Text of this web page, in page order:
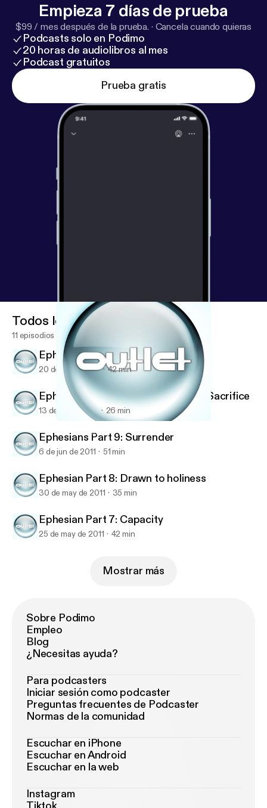
Empieza 7 días de prueba
$99 / mes después de la prueba. · Cancela cuando quieras
Podcasts solo en Podimo
20 horas de audiolibros al mes
Podcast gratuitos
Prueba gratis
Outlet... Refuel
Todos los episodios
11 episodios
Ephesians Part 11: Suit Up
20 de jun de 2011 42 min
Ephesians Part 10: Submission and Sacrifice
13 de jun de 2011 26 min
Ephesians Part 9: Surrender
6 de jun de 2011 51 min
Ephesian Part 8: Drawn to holiness
30 de may de 2011 35 min
Ephesian Part 7: Capacity
25 de may de 2011 42 min
Mostrar más
Sobre Podimo
Empleo
Blog
¿Necesitas ayuda?
Para podcasters
Iniciar sesión como podcaster
Preguntas frecuentes de Podcaster
Normas de la comunidad
Escuchar en iPhone
Escuchar en Android
Escuchar en la web
Instagram